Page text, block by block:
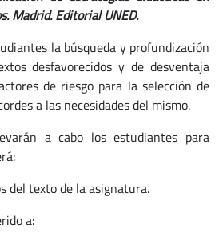
Madrid. Editorial UNED.
la búsqueda y profundización
desfavorecidos y de desventaja
de riesgo para la selección de
a las necesidades del mismo.
a cabo los estudiantes para
del texto de la asignatura.
a: